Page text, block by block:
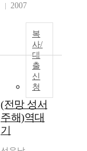
2007
복
사/
대
출
신
청
(전망 성서
주해)역대
기